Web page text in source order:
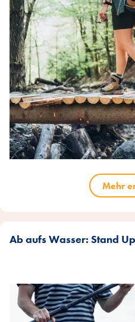
Mehr
Ab aufs Wasser: Stand